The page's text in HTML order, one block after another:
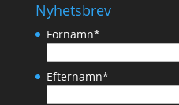
Nyhetsbrev
Förnamn*
Efternamn*